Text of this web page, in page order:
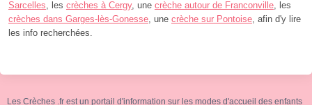
Sarcelles , les crèches à Cergy, une crèche autour de Franconville , les
crèches dans Garges-lès-Gonesse , une crèche sur Pontoise , afin d'y lire
les info recherchées.
Les Crèches .fr est un portail d'information sur les modes d'accueil des enfants